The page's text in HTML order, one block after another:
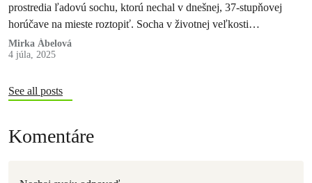
prostredia ľadovú sochu, ktorú nechal v dnešnej, 37-stupňovej
horúčave na mieste roztopiť. Socha v životnej veľkosti
znázorňovala ministra Tomáša Tarabu, ktorý v ruke držal…
Mirka Ábelová
4 júla, 2025
See all posts
Komentáre